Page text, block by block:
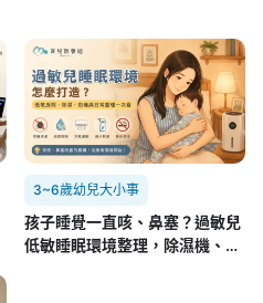
3~6歲幼兒大小事
孩子睡覺一直咳、鼻塞？過敏兒
低敏睡眠環境整理，除濕機、空